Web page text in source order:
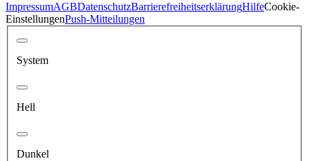
ImpressumAGBDatenschutzBarrierefreiheitserklärungHilfeCookie-
EinstellungenPush-Mitteilungen
System
Hell
Dunkel